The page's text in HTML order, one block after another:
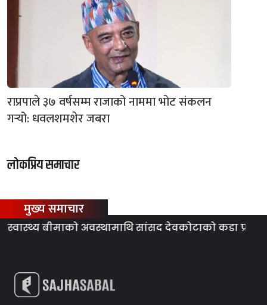
राप्रपाले ३७ वर्षसम्म राजाको नाममा भोट संकलन
गर्‍यो: धवलशमशेर जबरा
लोकप्रिय समाचार
मुख्य समाचार
बीमाको अवस्थामाथि सांसद देवकोटाको कडा प्रश्न